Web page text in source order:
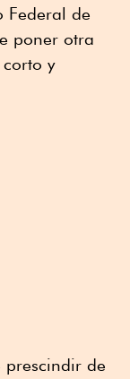
Federal de
poner otra
corto y
prescindir de